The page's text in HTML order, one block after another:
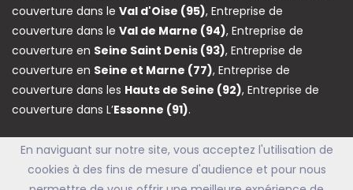
couverture dans le Val d'Oise (95), Entreprise de
couverture dans le Val de Marne (94), Entreprise de
couverture en Seine Saint Denis (93), Entreprise de
couverture en Seine et Marne (77), Entreprise de
couverture dans les Hauts de Seine (92), Entreprise de
couverture dans L’Essonne (91).
En naviguant sur notre site, vous acceptez l'utilisation de
cookies à des fins de mesure d'audience et pour nous